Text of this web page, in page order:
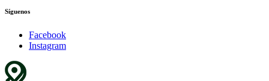
Síguenos
Facebook
Instagram